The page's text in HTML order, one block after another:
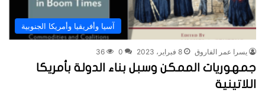
آسيا وأفريقيا وأمريكا الجنوبية
يسرا عمر الفاروق 8 فبراير، 2023 0
36
جمهوريات الممكن وسبل بناء الدولة بأمريكا
اللاتينية